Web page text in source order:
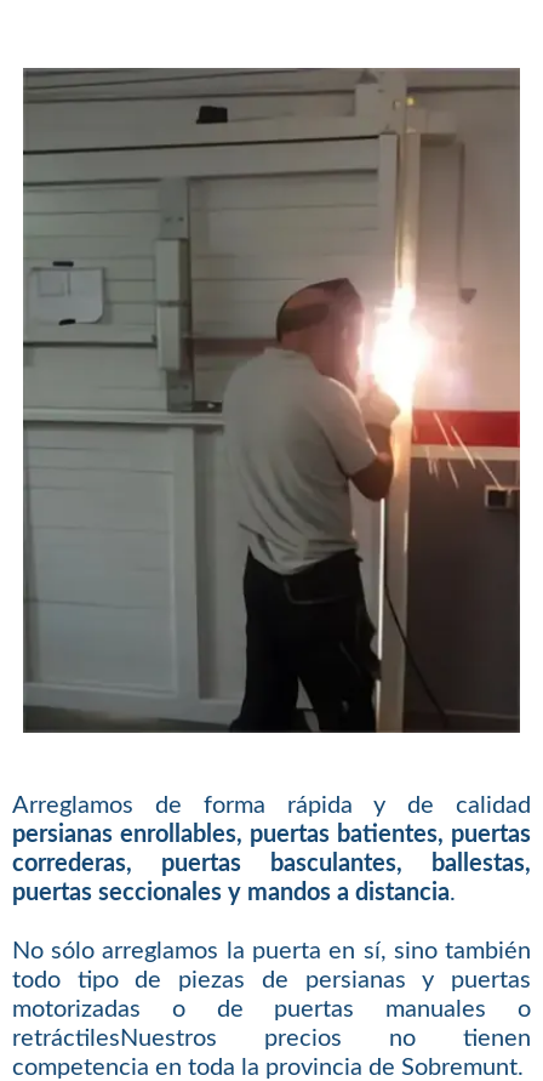
Arreglamos de forma rápida y de calidad
persianas enrollables, puertas batientes, puertas
correderas, puertas basculantes, ballestas,
puertas seccionales y mandos a distancia.
No sólo arreglamos la puerta en sí, sino también
todo tipo de piezas de persianas y puertas
motorizadas o de puertas manuales o
retráctilesNuestros precios no tienen
competencia en toda la provincia de Sobremunt.